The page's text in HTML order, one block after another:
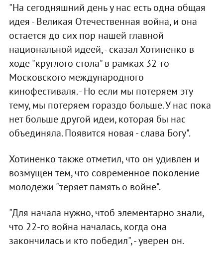
"На сегодняшний день у нас есть одна общая
идея - Великая Отечественная война, и она
остается до сих пор нашей главной
национальной идеей, - сказал Хотиненко в
ходе "круглого стола" в рамках 32-го
Московского международного
кинофестиваля. - Но если мы потеряем эту
тему, мы потеряем гораздо больше. У нас пока
нет больше другой идеи, которая бы нас
объединяла. Появится новая - слава Богу".
Хотиненко также отметил, что он удивлен и
возмущен тем, что современное поколение
молодежи "теряет память о войне".
"Для начала нужно, чтоб элементарно знали,
что 22-го война началась, когда она
закончилась и кто победил", - уверен он.